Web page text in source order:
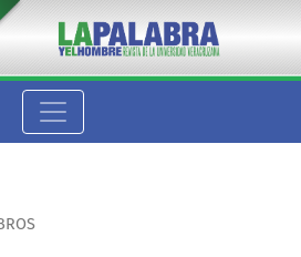
la edición